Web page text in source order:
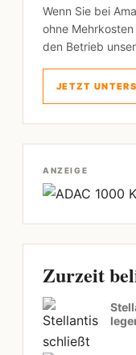
Wenn Sie bei
ohne
den Betrieb
JETZT
ANZEIGE
Zurzeit